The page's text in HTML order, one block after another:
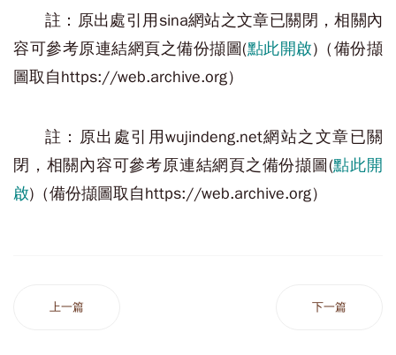
註：原出處引用sina網站之文章已關閉，相關內
容可參考原連結網頁之備份擷圖(點此開啟)（備份擷
圖取自https://web.archive.org）
註：原出處引用wujindeng.net網站之文章已關
閉，相關內容可參考原連結網頁之備份擷圖(點此開
啟)（備份擷圖取自https://web.archive.org）
上一篇 下一篇